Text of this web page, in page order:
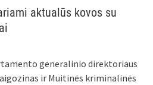
aktualūs kovos su
generalinio direktoriaus
ir Muitinės kriminalinės